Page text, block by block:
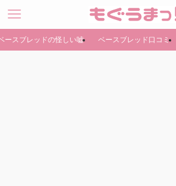
ースブレッドの怪しい嘘 ベースブレッド口コミ